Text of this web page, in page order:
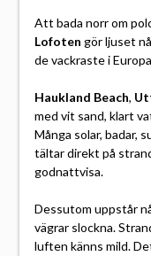
Att bada norr om
Lofoten gör ljuset
de vackraste i
Haukland Beach,
med vit sand, klart
Många solar, badar,
tältar direkt på
godnattvisa.
Dessutom uppstår
vägrar slockna.
luften känns mild.